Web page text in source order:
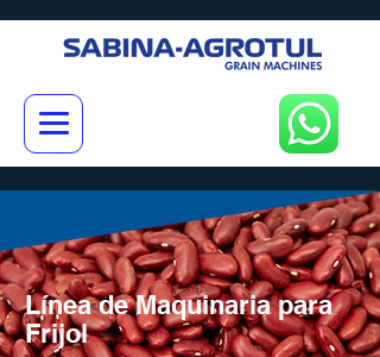
Línea de Maquinaria para
Frijol